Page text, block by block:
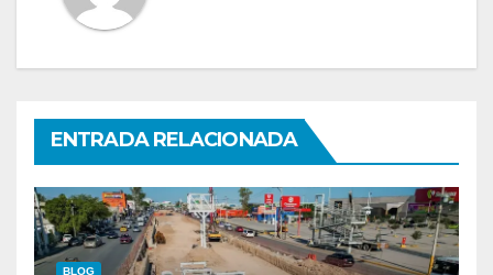
ENTRADA RELACIONADA
BLOG